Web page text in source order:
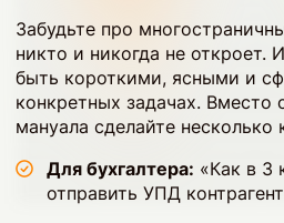
Забудьте про
никто и никогда не откроет.
быть короткими, ясными и
конкретных задачах. Вместо
мануала сделайте несколько
Для бухгалтера: «Как в 3
отправить УПД